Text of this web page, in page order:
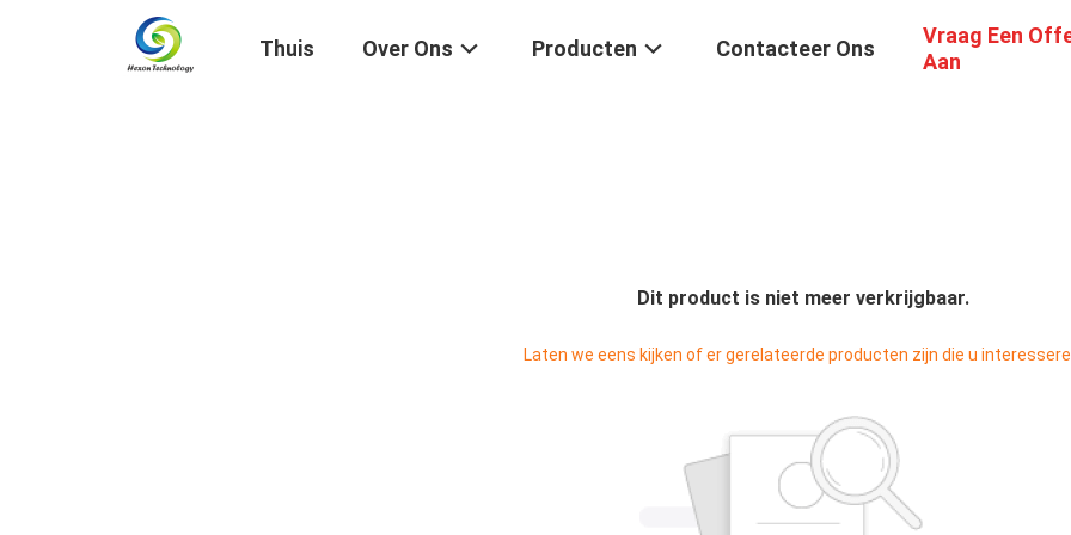
Thuis Over Ons Producten Contacteer Ons
Vraag Een
Aan
Dit product is niet meer verkrijgbaar.
Laten we eens kijken of er gerelateerde producten zijn die u